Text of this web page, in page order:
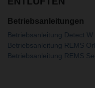
Betriebsanleitungen
Betriebsanleitung Detect W
Betriebsanleitung REMS
Betriebsanleitung REMS